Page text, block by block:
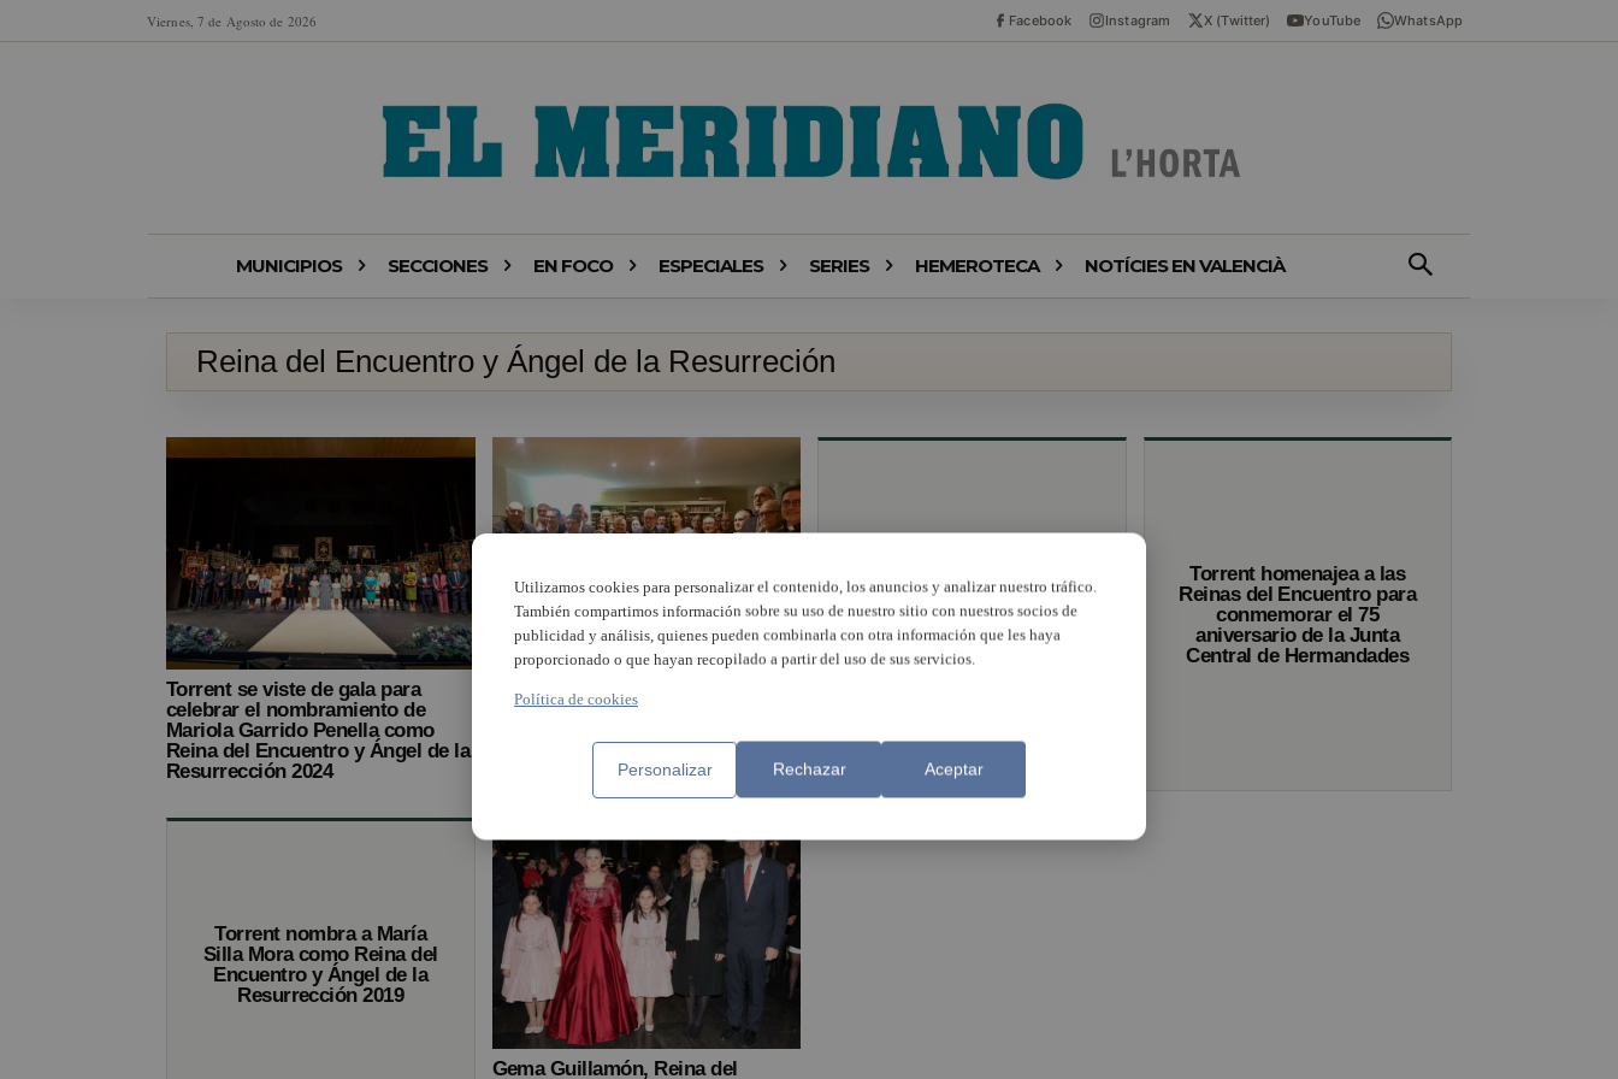
Viernes, 7 de Agosto de 2026 Facebook Instagram X (Twitter) YouTube WhatsApp
MUNICIPIOS SECCIONES EN FOCO ESPECIALES SERIES HEMEROTECA NOTÍCIES EN VALENCIÀ
Reina del Encuentro y Ángel de la Resurreción
Torrent se viste de gala para
celebrar el nombramiento de
Mariola Garrido Penella como
Reina del Encuentro y Ángel de la
Resurrección 2024
Torrent ya conoce a su Reina del
Encuentro para el año 2020
María Silla Mora lucirá un
vestido inspirado en la
reina Isabel la Católica con
una capa de seis metros
Torrent homenajea a las
Reinas del Encuentro para
conmemorar el 75
aniversario de la Junta
Central de Hermandades
Torrent nombra a María
Silla Mora como Reina del
Encuentro y Ángel de la
Resurrección 2019
Gema Guillamón, Reina del
Utilizamos cookies para personalizar el contenido, los anuncios y analizar nuestro tráfico.
También compartimos información sobre su uso de nuestro sitio con nuestros socios de
publicidad y análisis, quienes pueden combinarla con otra información que les haya
proporcionado o que hayan recopilado a partir del uso de sus servicios.
Política de cookies
Personalizar Rechazar Aceptar